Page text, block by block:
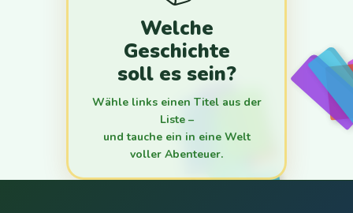
Welche
Geschichte
soll es sein?
Wähle links einen Titel aus der
Liste –
und tauche ein in eine Welt
voller Abenteuer.